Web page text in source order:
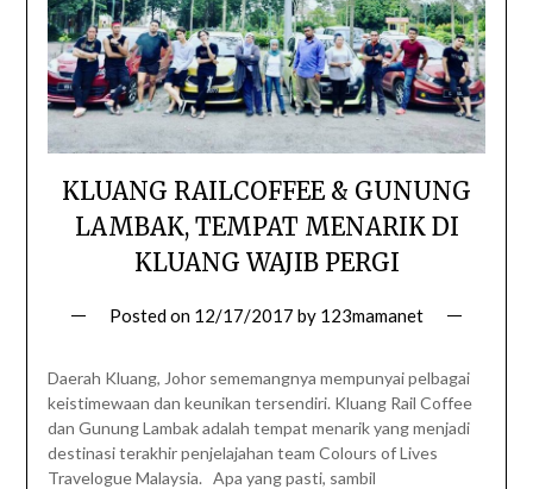
KLUANG RAILCOFFEE & GUNUNG
LAMBAK, TEMPAT MENARIK DI
KLUANG WAJIB PERGI
Posted on 12/17/2017 by 123mamanet
Daerah Kluang, Johor sememangnya mempunyai pelbagai
keistimewaan dan keunikan tersendiri. Kluang Rail Coffee
dan Gunung Lambak adalah tempat menarik yang menjadi
destinasi terakhir penjelajahan team Colours of Lives
Travelogue Malaysia. Apa yang pasti, sambil